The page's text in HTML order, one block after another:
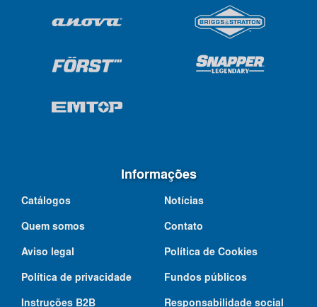
Informações
Catálogos
Notícias
Quem somos
Contato
Aviso legal
Política de Cookies
Política de privacidade
Fundos públicos
Instruções B2B
Responsabilidade social